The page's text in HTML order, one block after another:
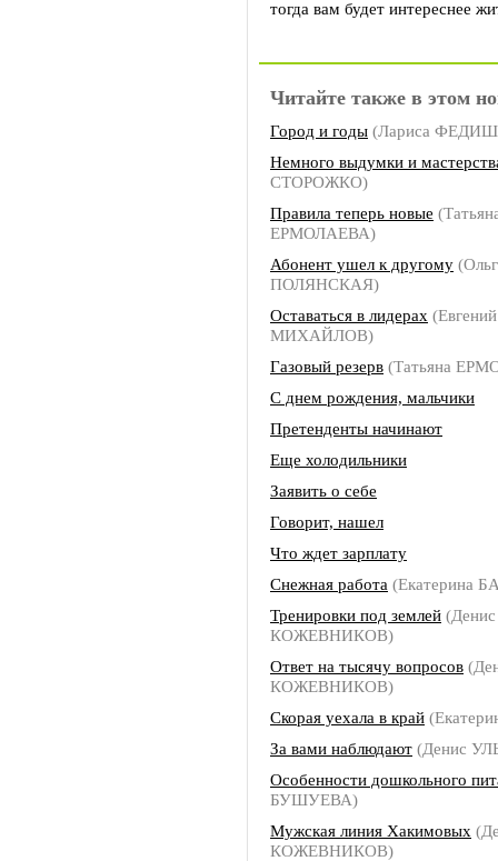
тогда вам будет интереснее
Читайте также в этом
Город и годы (Лариса
Немного выдумки и
СТОРОЖКО)
Правила теперь новые
ЕРМОЛАЕВА)
Абонент ушел к другому
ПОЛЯНСКАЯ)
Оставаться в лидерах (Евгений
МИХАЙЛОВ)
Газовый резерв (Татьяна
С днем рождения, мальчики
Претенденты начинают
Еще холодильники
Заявить о себе
Говорит, нашел
Что ждет зарплату
Снежная работа (Екатерина
Тренировки под землей (Денис
КОЖЕВНИКОВ)
Ответ на тысячу вопросов
КОЖЕВНИКОВ)
Скорая уехала в край
За вами наблюдают (Денис
Особенности дошкольного
БУШУЕВА)
Мужская линия Хакимовых
КОЖЕВНИКОВ)